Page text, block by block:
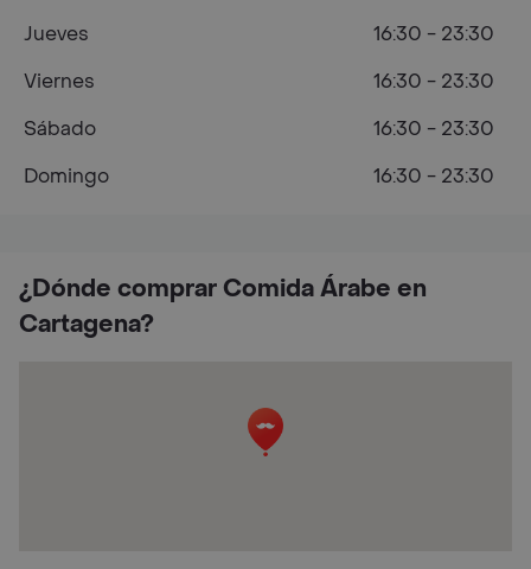
¿Dónde comprar Comida Árabe en
Cartagena?
Jueves
16:30 - 23:30
Viernes
16:30 - 23:30
Sábado
16:30 - 23:30
Domingo
16:30 - 23:30